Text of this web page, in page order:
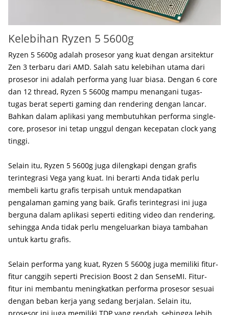
Kelebihan Ryzen 5 5600g
Ryzen 5 5600g adalah prosesor yang kuat dengan arsitektur
Zen 3 terbaru dari AMD. Salah satu kelebihan utama dari
prosesor ini adalah performa yang luar biasa. Dengan 6 core
dan 12 thread, Ryzen 5 5600g mampu menangani tugas-
tugas berat seperti gaming dan rendering dengan lancar.
Bahkan dalam aplikasi yang membutuhkan performa single-
core, prosesor ini tetap unggul dengan kecepatan clock yang
tinggi.
Selain itu, Ryzen 5 5600g juga dilengkapi dengan grafis
terintegrasi Vega yang kuat. Ini berarti Anda tidak perlu
membeli kartu grafis terpisah untuk mendapatkan
pengalaman gaming yang baik. Grafis terintegrasi ini juga
berguna dalam aplikasi seperti editing video dan rendering,
sehingga Anda tidak perlu mengeluarkan biaya tambahan
untuk kartu grafis.
Selain performa yang kuat, Ryzen 5 5600g juga memiliki fitur-
fitur canggih seperti Precision Boost 2 dan SenseMI. Fitur-
fitur ini membantu meningkatkan performa prosesor sesuai
dengan beban kerja yang sedang berjalan. Selain itu,